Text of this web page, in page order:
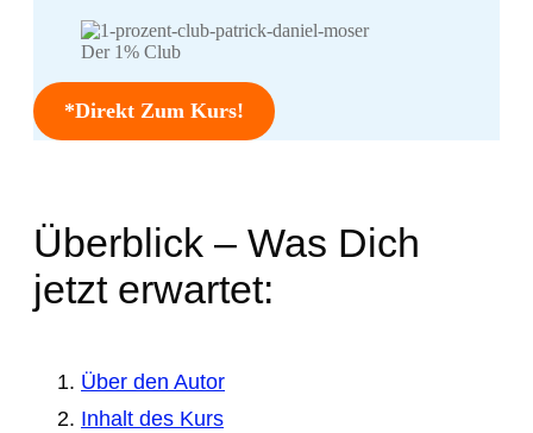
Der 1% Club
*Direkt Zum Kurs!
Überblick – Was Dich
jetzt erwartet:
Über den Autor
Inhalt des Kurs